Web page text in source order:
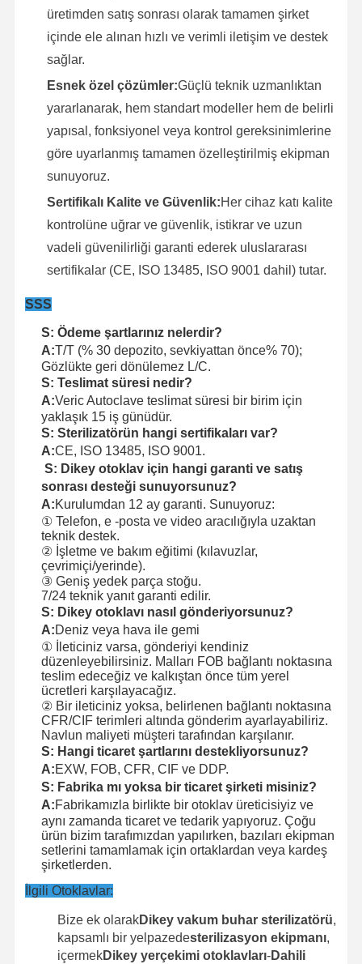
üretimden satış sonrası olarak tamamen şirket
içinde ele alınan hızlı ve verimli iletişim ve destek
sağlar.
Esnek özel çözümler:Güçlü teknik uzmanlıktan
yararlanarak, hem standart modeller hem de belirli
yapısal, fonksiyonel veya kontrol gereksinimlerine
göre uyarlanmış tamamen özelleştirilmiş ekipman
sunuyoruz.
Sertifikalı Kalite ve Güvenlik:Her cihaz katı kalite
kontrolüne uğrar ve güvenlik, istikrar ve uzun
vadeli güvenilirliği garanti ederek uluslararası
sertifikalar (CE, ISO 13485, ISO 9001 dahil) tutar.
SSS
S: Ödeme şartlarınız nelerdir?
A:T/T (% 30 depozito, sevkiyattan önce% 70);
Gözlükte geri dönülemez L/C.
S: Teslimat süresi nedir?
A:Veric Autoclave teslimat süresi bir birim için
yaklaşık 15 iş günüdür.
S: Sterilizatörün hangi sertifikaları var?
A:CE, ISO 13485, ISO 9001.
S: Dikey otoklav için hangi garanti ve satış
sonrası desteği sunuyorsunuz?
A:Kurulumdan 12 ay garanti. Sunuyoruz:
① Telefon, e -posta ve video aracılığıyla uzaktan
teknik destek.
② İşletme ve bakım eğitimi (kılavuzlar,
çevrimiçi/yerinde).
③ Geniş yedek parça stoğu.
7/24 teknik yanıt garanti edilir.
S: Dikey otoklavı nasıl gönderiyorsunuz?
A:Deniz veya hava ile gemi
① İleticiniz varsa, gönderiyi kendiniz
düzenleyebilirsiniz. Malları FOB bağlantı noktasına
teslim edeceğiz ve kalkıştan önce tüm yerel
ücretleri karşılayacağız.
② Bir ileticiniz yoksa, belirlenen bağlantı noktasına
CFR/CIF terimleri altında gönderim ayarlayabiliriz.
Navlun maliyeti müşteri tarafından karşılanır.
S: Hangi ticaret şartlarını destekliyorsunuz?
A:EXW, FOB, CFR, CIF ve DDP.
S: Fabrika mı yoksa bir ticaret şirketi misiniz?
A:Fabrikamızla birlikte bir otoklav üreticisiyiz ve
aynı zamanda ticaret ve tedarik yapıyoruz. Çoğu
ürün bizim tarafımızdan yapılırken, bazıları ekipman
setlerini tamamlamak için ortaklardan veya kardeş
şirketlerden.
İlgili Otoklavlar:
Bize ek olarakDikey vakum buhar sterilizatörü,
kapsamlı bir yelpazedesterilizasyon ekipmanı,
içermekDikey yerçekimi otoklavları-Dahili